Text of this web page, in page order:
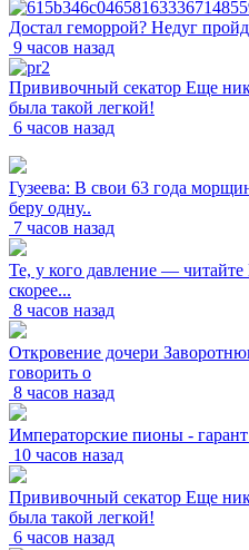
Достал геморрой? Недуг
9 часов назад
Прививочный секатор Еще
была такой легкой!
6 часов назад
Гузеева: В свои 63 года
беру одну..
7 часов назад
Те, у кого давление —
скорее...
8 часов назад
Откровение дочери
говорить о
8 часов назад
Императорские пионы -
10 часов назад
Прививочный секатор Еще
была такой легкой!
6 часов назад